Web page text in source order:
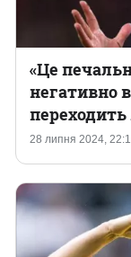
28 липня 2024,
«Це
негативно